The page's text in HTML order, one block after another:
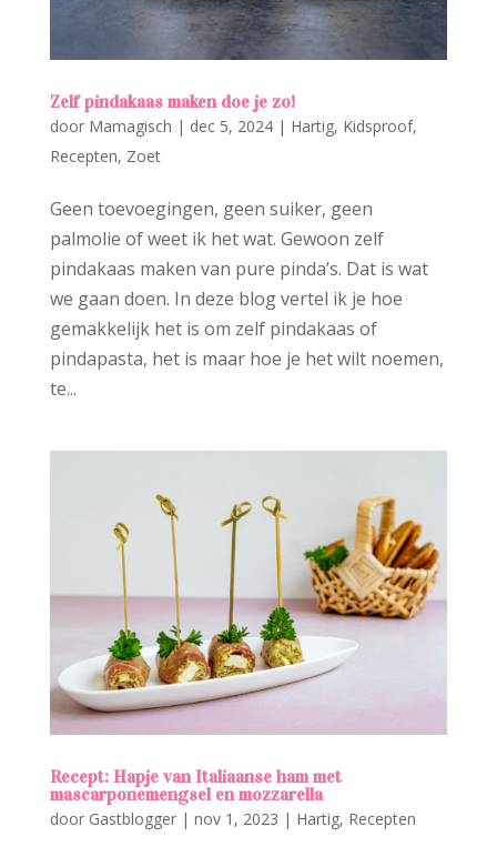
Zelf pindakaas maken doe je zo!
door Mamagisch | dec 5, 2024| Hartig, Kidsproof,
Recepten, Zoet
Geen toevoegingen, geen suiker, geen
palmolie of weet ik het wat. Gewoon zelf
pindakaas maken van pure pinda’s. Dat is wat
we gaan doen. In deze blog vertel ik je hoe
gemakkelijk het is om zelf pindakaas of
pindapasta, het is maar hoe je het wilt noemen,
te...
Recept: Hapje van Italiaanse ham met
mascarponemengsel en mozzarella
door Gastblogger| nov 1, 2023 | Hartig, Recepten